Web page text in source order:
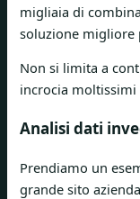
migliaia di
soluzione migliore
Non si limita a
incrocia moltissimi
Analisi dati
Prendiamo un
grande sito